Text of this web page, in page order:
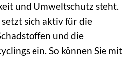
und Umweltschutz steht.
sich aktiv für die
und die
ein. So können Sie mit